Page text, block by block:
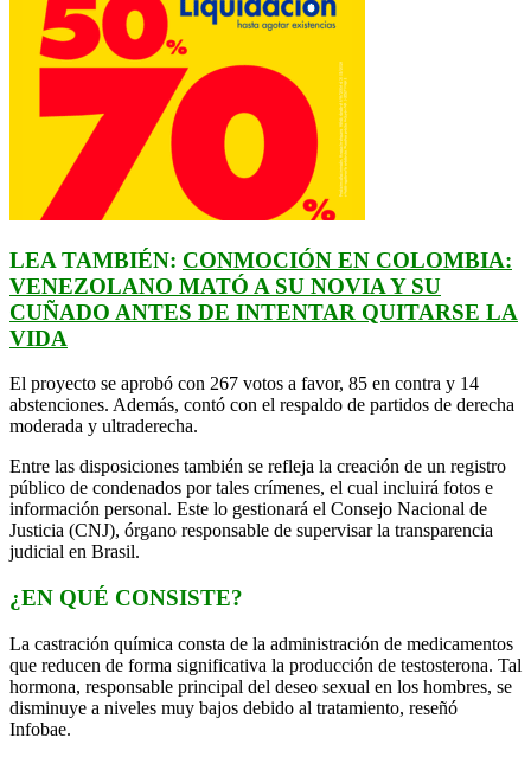
LEA TAMBIÉN: CONMOCIÓN EN COLOMBIA:
VENEZOLANO MATÓ A SU NOVIA Y SU
CUÑADO ANTES DE INTENTAR QUITARSE LA
VIDA
El proyecto se aprobó con 267 votos a favor, 85 en contra y 14
abstenciones. Además, contó con el respaldo de partidos de derecha
moderada y ultraderecha.
Entre las disposiciones también se refleja la creación de un registro
público de condenados por tales crímenes, el cual incluirá fotos e
información personal. Este lo gestionará el Consejo Nacional de
Justicia (CNJ), órgano responsable de supervisar la transparencia
judicial en Brasil.
¿EN QUÉ CONSISTE?
La castración química consta de la administración de medicamentos
que reducen de forma significativa la producción de testosterona. Tal
hormona, responsable principal del deseo sexual en los hombres, se
disminuye a niveles muy bajos debido al tratamiento, reseñó
Infobae.